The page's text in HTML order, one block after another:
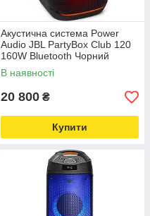
Акустична система Power
Audio JBL PartyBox Club 120
160W Bluetooth Чорний
В наявності
20 800 ₴
Купити